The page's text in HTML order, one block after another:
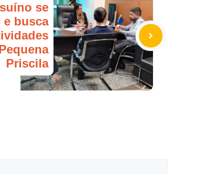
se
e busca
Priscila